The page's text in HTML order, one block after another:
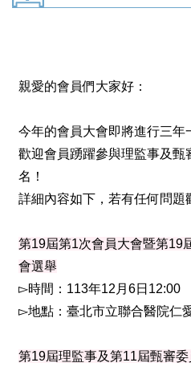
親愛的會員們大家好：
今年的會員大會即將進行三年
歡迎會員踴躍參與理監事及甄
名！
詳細內容如下，若有任何問題
第19屆第1次會員大會暨第19
會選舉
▻時間：113年12月6日12:00
▻地點：臺北市立聯合醫院仁
第19屆理監事及第11屆甄審